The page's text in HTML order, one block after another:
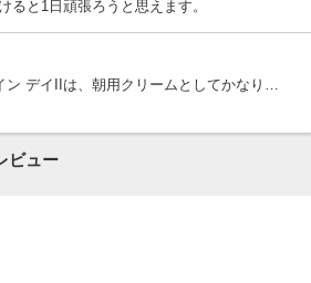
ると1日頑張ろうと思えます。
ン デイIIは、朝用クリームとしてかなり…
ビュー